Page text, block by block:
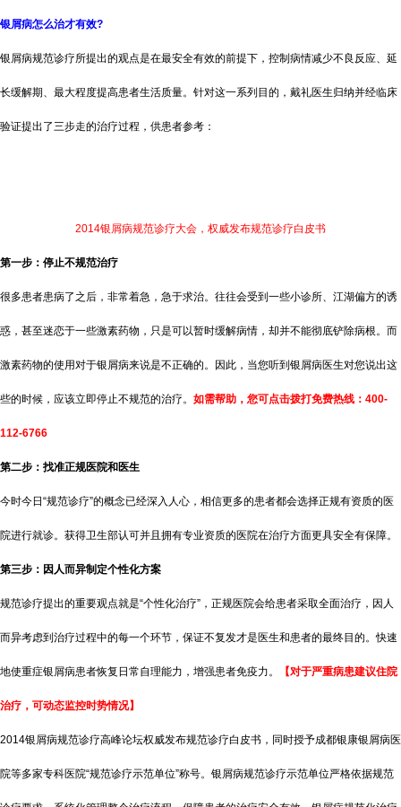
银屑病怎么治才有效?
银屑病规范诊疗所提出的观点是在最安全有效的前提下，控制病情减少不良反应、延
长缓解期、最大程度提高患者生活质量。针对这一系列目的，戴礼医生归纳并经临床
验证提出了三步走的治疗过程，供患者参考：
2014银屑病规范诊疗大会，权威发布规范诊疗白皮书
第一步：停止不规范治疗
很多患者患病了之后，非常着急，急于求治。往往会受到一些小诊所、江湖偏方的诱
惑，甚至迷恋于一些激素药物，只是可以暂时缓解病情，却并不能彻底铲除病根。而
激素药物的使用对于银屑病来说是不正确的。因此，当您听到银屑病医生对您说出这
些的时候，应该立即停止不规范的治疗。 如需帮助，您可点击拨打免费热线：400-
112-6766
第二步：找准正规医院和医生
今时今日“规范诊疗”的概念已经深入人心，相信更多的患者都会选择正规有资质的医
院进行就诊。获得卫生部认可并且拥有专业资质的医院在治疗方面更具安全有保障。
第三步：因人而异制定个性化方案
规范诊疗提出的重要观点就是“个性化治疗”，正规医院会给患者采取全面治疗，因人
而异考虑到治疗过程中的每一个环节，保证不复发才是医生和患者的最终目的。快速
地使重症银屑病患者恢复日常自理能力，增强患者免疫力。 【对于严重病患建议住院
治疗，可动态监控时势情况】
2014银屑病规范诊疗高峰论坛权威发布规范诊疗白皮书，同时授予成都银康银屑病医
院等多家专科医院“规范诊疗示范单位”称号。银屑病规范诊疗示范单位严格依据规范